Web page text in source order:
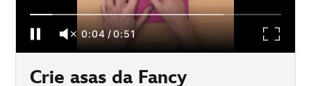
0:04/0:51
Crie asas da Fancy